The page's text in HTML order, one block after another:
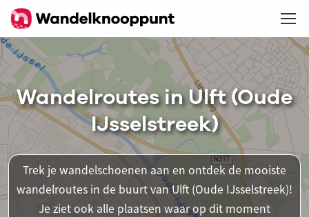
Wandelroutes in Ulft (Oude
IJsselstreek)
Trek je wandelschoenen aan en ontdek de mooiste
wandelroutes in de buurt van Ulft (Oude IJsselstreek)!
Je ziet ook alle plaatsen waar op dit moment